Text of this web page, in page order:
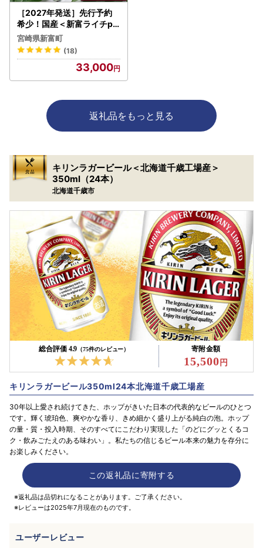
［2027年発送］先行予約
希少！国産＜新富ライチpr
emium50＞50g以上×8玉
国産 ブランド フルーツ 果
物 贈答品【C52-27】
宮崎県新富町
(18)
33,000
返礼品をもっと見る
キリンラガービール＜北海道千歳工場産＞
350ml（24本）
北海道千歳市
総合評価 4.9 （75件のレビュー） 寄附金額
15,500
キリンラガービール350ml24本北海道千歳工場産
30年以上愛され続けてきた、ホップがきいた日本の代表的なビールのひとつ
です。輝く琥珀色、爽やかな香り、きめ細かく盛り上がる純白の泡。ホップ
の量・質・投入時期、そのすべてにこだわり実現した「のどにグッとくるコ
ク・飲みごたえのある味わい」。私たちの信じるビール本来の魅力を存分に
お楽しみください。
この返礼品に寄附する
※返礼品は品切れになることがあります。ご了承ください。
※レビューは2025年7月現在のものです。
ユーザーレビュー